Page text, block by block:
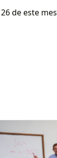
de este